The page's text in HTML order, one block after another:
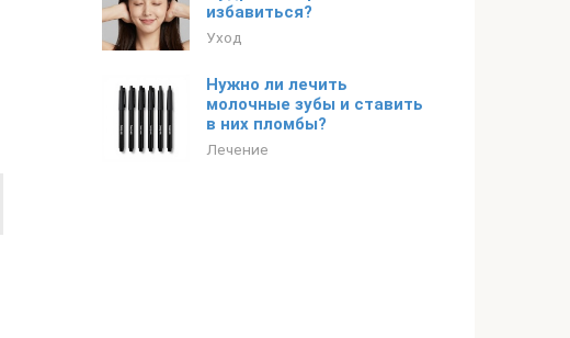
избавиться?
Уход
Нужно ли лечить
молочные зубы и ставить
в них пломбы?
Лечение